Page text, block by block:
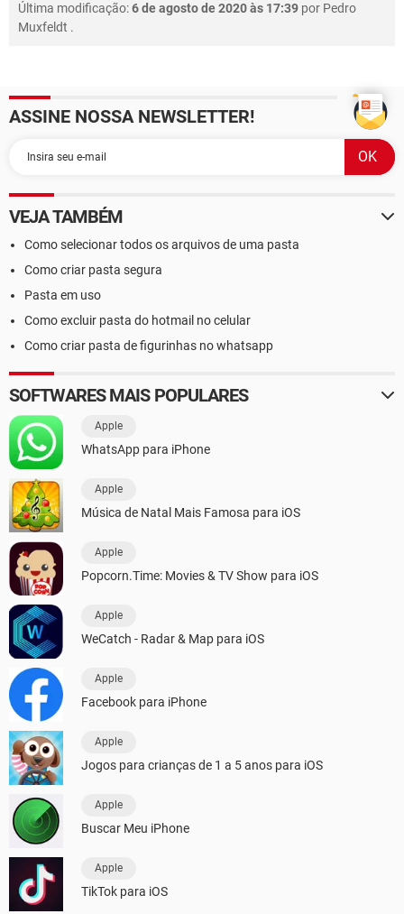
Última modificação:6 de agosto de 2020 às 17:39 por Pedro
Muxfeldt .
ASSINE NOSSA NEWSLETTER!
VEJA TAMBÉM
Como selecionar todos os arquivos de uma pasta
Como criar pasta segura
Pasta em uso
Como excluir pasta do hotmail no celular
Como criar pasta de figurinhas no whatsapp
SOFTWARES MAIS POPULARES
Apple
WhatsApp para iPhone
Apple
Música de Natal Mais Famosa para iOS
Apple
Popcorn.Time: Movies & TV Show para iOS
Apple
WeCatch - Radar & Map para iOS
Apple
Facebook para iPhone
Apple
Jogos para crianças de 1 a 5 anos para iOS
Apple
Buscar Meu iPhone
Apple
TikTok para iOS